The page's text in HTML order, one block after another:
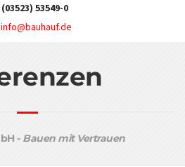
(03523) 53549-0
info@bauhauf.de
- Bauen mit Vertrauen